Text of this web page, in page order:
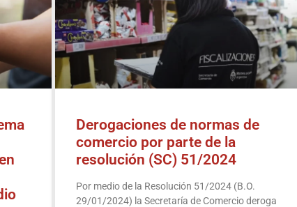
Derogaciones de normas de
comercio por parte de la
resolución (SC) 51/2024
Por medio de la Resolución 51/2024 (B.O.
29/01/2024) la Secretaría de Comercio deroga